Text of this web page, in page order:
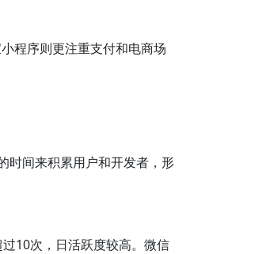
程序则更注重支付和电商场
时间来积累用户和开发者，形
10次，日活跃度较高。微信